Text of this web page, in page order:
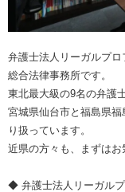
弁護士法人リーガルプ
総合法律事務所です。
東北最大級の9名の弁護
宮城県仙台市と福島県
り扱っています。
近県の方々も、まずはお
◆ 弁護士法人リーガル